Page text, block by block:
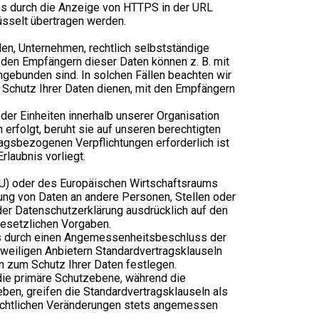
die Anzeige von HTTPS in der URL
übertragen werden.
Unternehmen, rechtlich selbstständige
Empfängern dieser Daten können z. B. mit
sind. In solchen Fällen beachten wir
Ihrer Daten dienen, mit den Empfängern
Einheiten innerhalb unserer Organisation
beruht sie auf unseren berechtigten
Verpflichtungen erforderlich ist
vorliegt.
oder des Europäischen Wirtschaftsraums
von Daten an andere Personen, Stellen oder
Datenschutzerklärung ausdrücklich auf den
Vorgaben.
durch einen Angemessenheitsbeschluss der
Anbietern Standardvertragsklauseln
zum Schutz Ihrer Daten festlegen.
primäre Schutzebene, während die
greifen die Standardvertragsklauseln als
Veränderungen stets angemessen